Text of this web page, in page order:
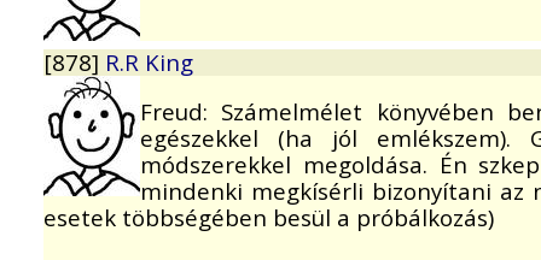
[878] R.R King
Freud: Számelmélet könyvében
egészekkel (ha jól
módszerekkel megoldása. Én
mindenki megkísérli bizonyítani az
esetek többségében besül a próbálkozás)